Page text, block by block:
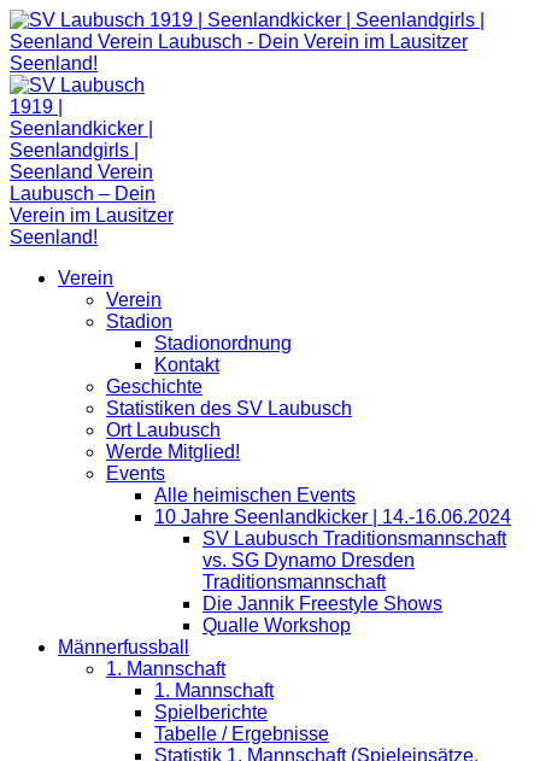
Zum
Inhalt
springen
Verein
Verein
Stadion
Stadionordnung
Kontakt
Geschichte
Statistiken des SV Laubusch
Ort Laubusch
Werde Mitglied!
Events
Alle heimischen Events
10 Jahre Seenlandkicker | 14.-16.06.2024
SV Laubusch Traditionsmannschaft
vs. SG Dynamo Dresden
Traditionsmannschaft
Die Jannik Freestyle Shows
Qualle Workshop
Männerfussball
1. Mannschaft
1. Mannschaft
Spielberichte
Tabelle / Ergebnisse
Statistik 1. Mannschaft (Spieleinsätze,